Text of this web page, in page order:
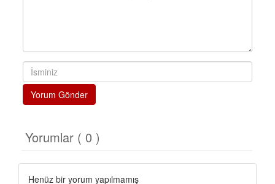
Yorum Gönder
Yorumlar ( 0 )
Henüz bir yorum yapılmamış